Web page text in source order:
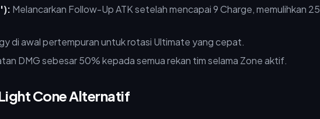
Melancarkan Follow-Up ATK setelah mencapai 9 Charge, memulihkan 25
di awal pertempuran untuk rotasi Ultimate yang cepat.
DMG sebesar 50% kepada semua rekan tim selama Zone aktif.
Cone Alternatif